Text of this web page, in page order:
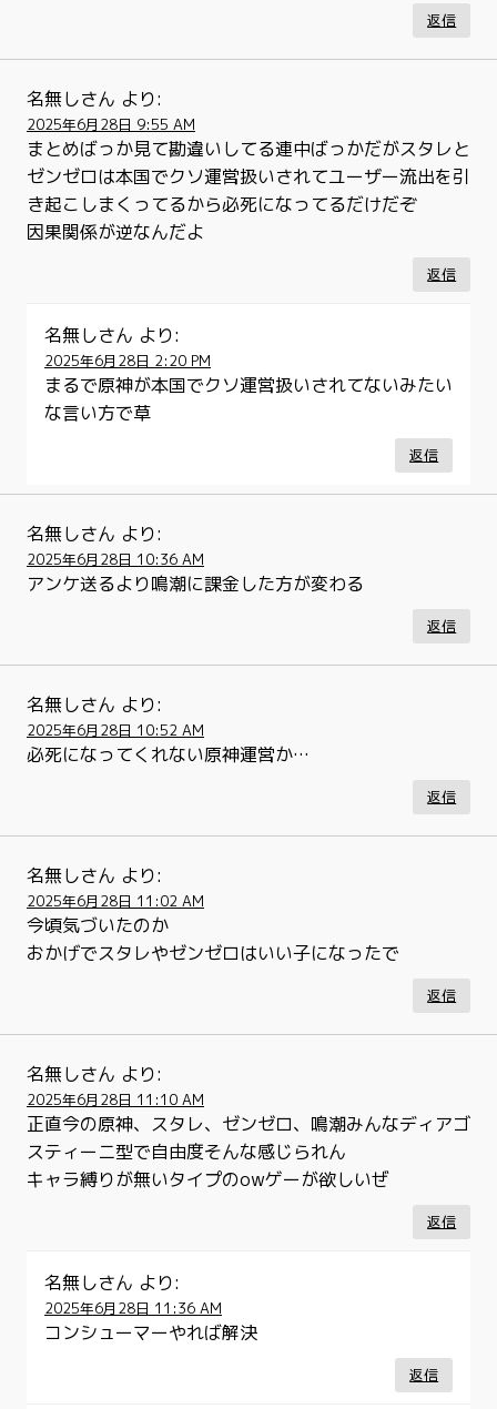
返信
名無しさん より:
2025年6月28日 9:55 AM
まとめばっか見て勘違いしてる連中ばっかだがスタレと
ゼンゼロは本国でクソ運営扱いされてユーザー流出を引
き起こしまくってるから必死になってるだけだぞ
因果関係が逆なんだよ
返信
名無しさん より:
2025年6月28日 2:20 PM
まるで原神が本国でクソ運営扱いされてないみたい
な言い方で草
返信
名無しさん より:
2025年6月28日 10:36 AM
アンケ送るより鳴潮に課金した方が変わる
返信
名無しさん より:
2025年6月28日 10:52 AM
必死になってくれない原神運営か…
返信
名無しさん より:
2025年6月28日 11:02 AM
今頃気づいたのか
おかげでスタレやゼンゼロはいい子になったで
返信
名無しさん より:
2025年6月28日 11:10 AM
正直今の原神、スタレ、ゼンゼロ、鳴潮みんなディアゴ
スティーニ型で自由度そんな感じられん
キャラ縛りが無いタイプのowゲーが欲しいぜ
返信
名無しさん より:
2025年6月28日 11:36 AM
コンシューマーやれば解決
返信